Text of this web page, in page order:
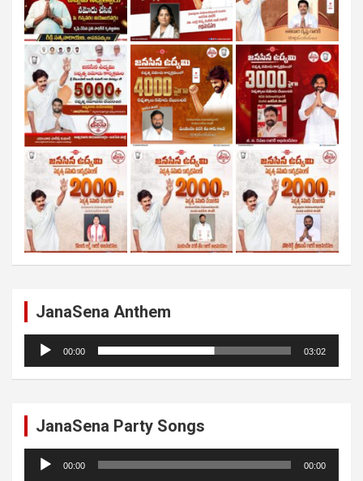
JanaSena Anthem
Audio
Player
00:00 03:02
JanaSena Party Songs
Audio
Player
00:00 00:00